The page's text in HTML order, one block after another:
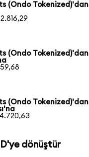
(Ondo Tokenized)'dan
(Ondo Tokenized)'dan
(Ondo Tokenized)'dan
dönüştür